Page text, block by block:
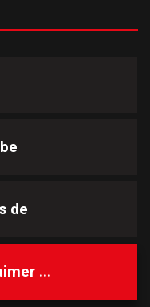
de
...